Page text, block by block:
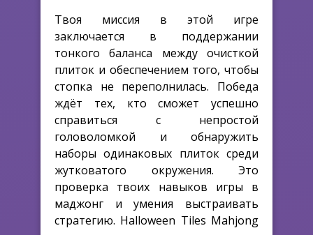
Твоя миссия в этой игре
заключается в поддержании
тонкого баланса между очисткой
плиток и обеспечением того, чтобы
стопка не переполнилась. Победа
ждёт тех, кто сможет успешно
справиться с непростой
головоломкой и обнаружить
наборы одинаковых плиток среди
жутковатого окружения. Это
проверка твоих навыков игры в
маджонг и умения выстраивать
стратегию. Halloween Tiles Mahjong